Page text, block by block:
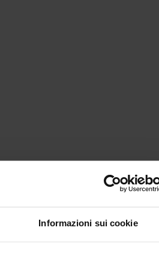
Informazioni sui cookie